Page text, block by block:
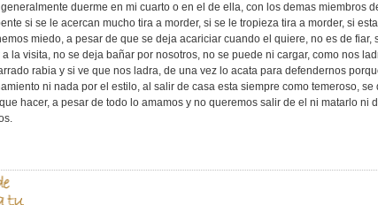
duerme en mi cuarto o en el de ella, con los demas miembros
si se le acercan mucho tira a morder, si se le tropieza tira a morder, si
miedo, a pesar de que se deja acariciar cuando el quiere, no es de
a la visita, no se deja bañar por nosotros, no se puede ni cargar, como nos
rabia y si ve que nos ladra, de una vez lo acata para defendernos
ni nada por el estilo, al salir de casa esta siempre como temeroso,
hacer, a pesar de todo lo amamos y no queremos salir de el ni matarlo